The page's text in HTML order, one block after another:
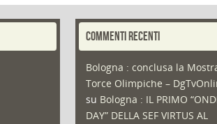
COMMENTI RECENTI
Bologna : conclusa la
Torce Olimpiche –
su Bologna : IL PRIMO
DAY” DELLA SEF VIRTUS AL